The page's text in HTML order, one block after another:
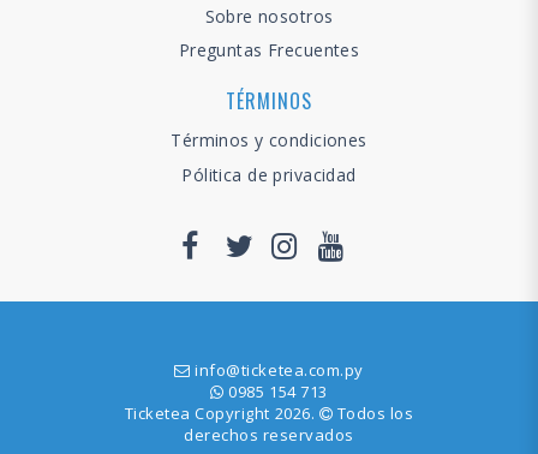
Sobre nosotros
Preguntas Frecuentes
TÉRMINOS
Términos y condiciones
Pólitica de privacidad
info@ticketea.com.py
0985 154 713
Ticketea Copyright 2026.
Todos los
derechos reservados